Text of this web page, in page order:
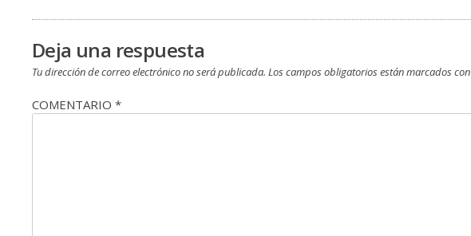
entradas
Deja una respuesta
Tu dirección de correo electrónico no será publicada. Los campos obligatorios están marcados con
COMENTARIO *